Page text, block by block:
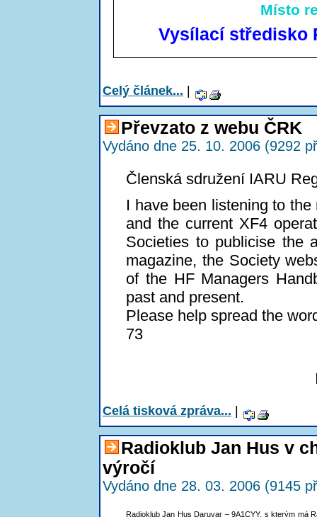
Místo
Vysílací středisko
Celý článek...
Převzato z webu ČRK
Vydáno dne 25. 10. 2006 (9292
Členská sdružení IARU
I have been listening to
and the current XF4
Societies to publicise the
magazine, the Society
of the HF Managers
past and present.
Please help spread the
73
Celá tisková zpráva...
Radioklub Jan Hus v
výročí
Vydáno dne 28. 03. 2006 (9145
Radioklub Jan Hus Daruvar – 9A1CYY, s kterým má